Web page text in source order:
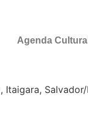
Agenda Cultural
Itaigara,